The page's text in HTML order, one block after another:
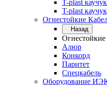
T-plast
T-plast
Огнестойкие
Назад
Алюр
Конкорд
Паритет
Спецкабель
Оборудование